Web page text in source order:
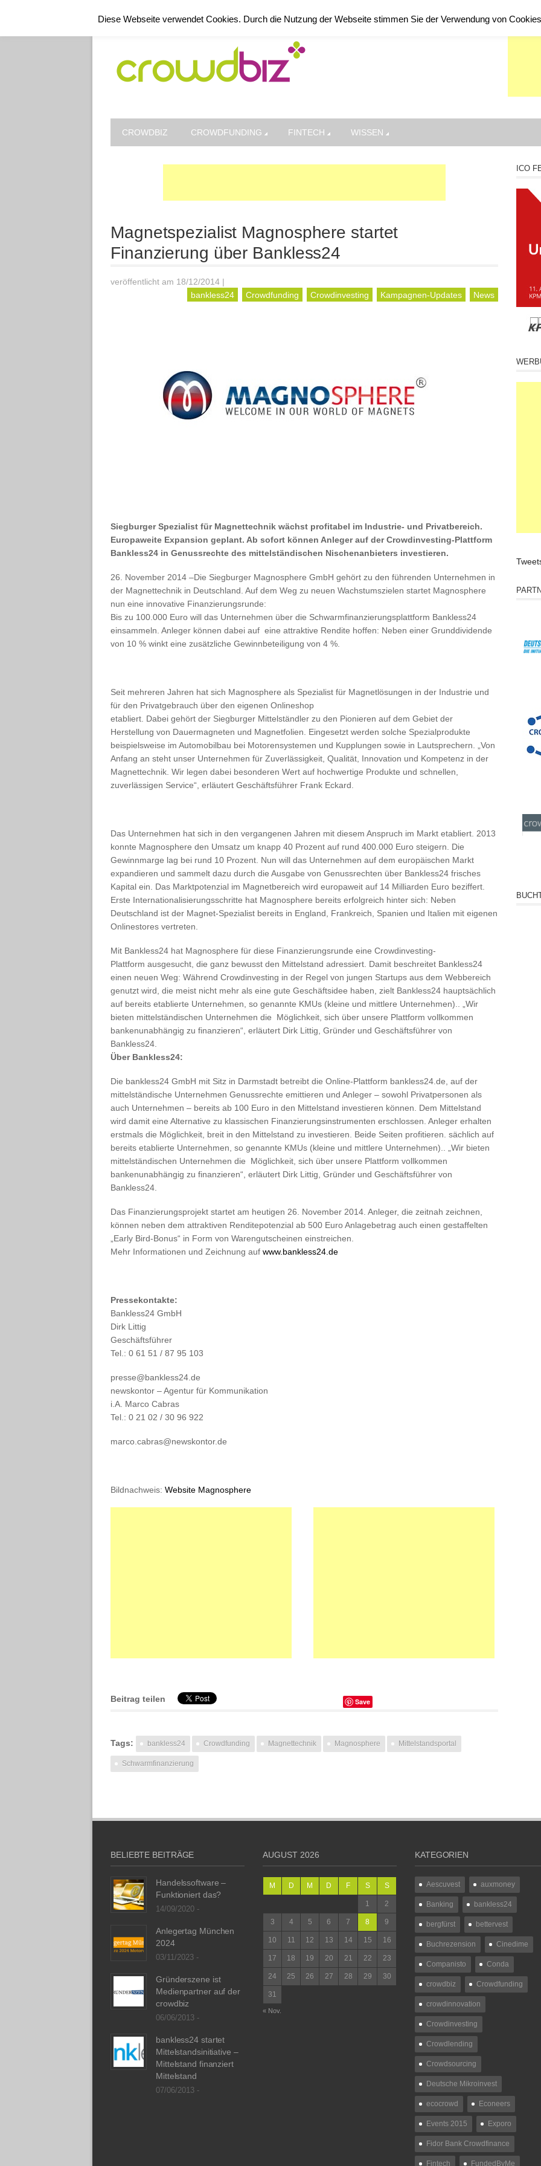
CROWDBIZ CROWDFUNDING FINTECH WISSEN
Magnetspezialist Magnosphere startet
Finanzierung über Bankless24
veröffentlicht am 18/12/2014 |
bankless24
Crowdfunding Crowdinvesting Kampagnen-Updates News
Siegburger Spezialist für Magnettechnik wächst profitabel im Industrie- und Privatbereich.
Europaweite Expansion geplant. Ab sofort können Anleger auf der Crowdinvesting-Plattform
Bankless24 in Genussrechte des mittelständischen Nischenanbieters investieren.
26. November 2014 –Die Siegburger Magnosphere GmbH gehört zu den führenden Unternehmen in
der Magnettechnik in Deutschland. Auf dem Weg zu neuen Wachstumszielen startet Magnosphere
nun eine innovative Finanzierungsrunde:
Bis zu 100.000 Euro will das Unternehmen über die Schwarmfinanzierungsplattform Bankless24
einsammeln. Anleger können dabei auf eine attraktive Rendite hoffen: Neben einer Grunddividende
von 10 % winkt eine zusätzliche Gewinnbeteiligung von 4 %.
Seit mehreren Jahren hat sich Magnosphere als Spezialist für Magnetlösungen in der Industrie und
für den Privatgebrauch über den eigenen Onlineshop
etabliert. Dabei gehört der Siegburger Mittelständler zu den Pionieren auf dem Gebiet der
Herstellung von Dauermagneten und Magnetfolien. Eingesetzt werden solche Spezialprodukte
beispielsweise im Automobilbau bei Motorensystemen und Kupplungen sowie in Lautsprechern. „Von
Anfang an steht unser Unternehmen für Zuverlässigkeit, Qualität, Innovation und Kompetenz in der
Magnettechnik. Wir legen dabei besonderen Wert auf hochwertige Produkte und schnellen,
zuverlässigen Service“, erläutert Geschäftsführer Frank Eckard.
Das Unternehmen hat sich in den vergangenen Jahren mit diesem Anspruch im Markt etabliert. 2013
konnte Magnosphere den Umsatz um knapp 40 Prozent auf rund 400.000 Euro steigern. Die
Gewinnmarge lag bei rund 10 Prozent. Nun will das Unternehmen auf dem europäischen Markt
expandieren und sammelt dazu durch die Ausgabe von Genussrechten über Bankless24 frisches
Kapital ein. Das Marktpotenzial im Magnetbereich wird europaweit auf 14 Milliarden Euro beziffert.
Erste Internationalisierungsschritte hat Magnosphere bereits erfolgreich hinter sich: Neben
Deutschland ist der Magnet-Spezialist bereits in England, Frankreich, Spanien und Italien mit eigenen
Onlinestores vertreten.
Mit Bankless24 hat Magnosphere für diese Finanzierungsrunde eine Crowdinvesting-
Plattform ausgesucht, die ganz bewusst den Mittelstand adressiert. Damit beschreitet Bankless24
einen neuen Weg: Während Crowdinvesting in der Regel von jungen Startups aus dem Webbereich
genutzt wird, die meist nicht mehr als eine gute Geschäftsidee haben, zielt Bankless24 hauptsächlich
auf bereits etablierte Unternehmen, so genannte KMUs (kleine und mittlere Unternehmen).. „Wir
bieten mittelständischen Unternehmen die Möglichkeit, sich über unsere Plattform vollkommen
bankenunabhängig zu finanzieren“, erläutert Dirk Littig, Gründer und Geschäftsführer von
Bankless24.
Über Bankless24:
Die bankless24 GmbH mit Sitz in Darmstadt betreibt die Online-Plattform bankless24.de, auf der
mittelständische Unternehmen Genussrechte emittieren und Anleger – sowohl Privatpersonen als
auch Unternehmen – bereits ab 100 Euro in den Mittelstand investieren können. Dem Mittelstand
wird damit eine Alternative zu klassischen Finanzierungsinstrumenten erschlossen. Anleger erhalten
erstmals die Möglichkeit, breit in den Mittelstand zu investieren. Beide Seiten profitieren. sächlich auf
bereits etablierte Unternehmen, so genannte KMUs (kleine und mittlere Unternehmen).. „Wir bieten
mittelständischen Unternehmen die Möglichkeit, sich über unsere Plattform vollkommen
bankenunabhängig zu finanzieren“, erläutert Dirk Littig, Gründer und Geschäftsführer von
Bankless24.
Das Finanzierungsprojekt startet am heutigen 26. November 2014. Anleger, die zeitnah zeichnen,
können neben dem attraktiven Renditepotenzial ab 500 Euro Anlagebetrag auch einen gestaffelten
„Early Bird-Bonus“ in Form von Warengutscheinen einstreichen.
Mehr Informationen und Zeichnung auf www.bankless24.de
Pressekontakte:
Bankless24 GmbH
Dirk Littig
Geschäftsführer
Tel.: 0 61 51 / 87 95 103
presse@bankless24.de
newskontor – Agentur für Kommunikation
i.A. Marco Cabras
Tel.: 0 21 02 / 30 96 922
marco.cabras@newskontor.de
Bildnachweis: Website Magnosphere
Beitrag teilen Save
Tags: bankless24 Crowdfunding Magnettechnik Magnosphere Mittelstandsportal
Schwarmfinanzierung
ICO
BELIEBTE BEITRÄGE
Handelssoftware –
Funktioniert das?
14/09/2020 -
Anlegertag München
2024
03/11/2023 -
Gründerszene ist
Medienpartner auf der
crowdbiz
06/06/2013 -
bankless24 startet
Mittelstandsinitiative –
Mittelstand finanziert
Mittelstand
07/06/2013 -
AUGUST 2026
M D M D F S S
1 2
3 4 5 6 7 8 9
10 11 12 13 14 15 16
17 18 19 20 21 22 23
24 25 26 27 28 29 30
31
« Nov.
KATEGORIEN
Aescuvest auxmoney
Banking bankless24
bergfürst bettervest
Buchrezension Cinedime
Companisto Conda
crowdbiz Crowdfunding
crowdinnovation
Crowdinvesting
Crowdlending
Crowdsourcing
Deutsche Mikroinvest
ecocrowd Econeers
Events 2015 Exporo
Fidor Bank Crowdfinance
Fintech FundedByMe
Diese Webseite verwendet Cookies. Durch die Nutzung der Webseite stimmen Sie der Verwendung von